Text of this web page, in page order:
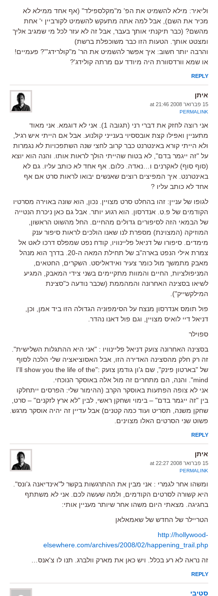
וליאיר: מילא להשמיט את הפ' מ"מקלספילד" (אף אחד ממילא לא
מכיר את השם), אבל למה אתה מתעקש להשמיט לקורביין י' אחת
מהשם? (כבר תיקנתי אותך בעבר, אבל זה לא עזר לכל מי שמגיב אליך
ומצטט אותך. הטעות הזו כבר משוכפלת ברשת)
והרבה יותר חשוב: איך אפשר להשמיט את הר' מ"קולרידג'"? פעמיים!
או שמא וורדסוורת היה מיודד עם מרתה קולידג'?
REPLY
איתן
15 פברואר 2008 at 21:46
PERMALINK
אני רוצה לחזק את דברי רני (תגובה 1). אני לא דוגמא. אני מאוד
מתעניין ואפילו קצת אובססיוי בענייני קולנוע. אבל אם הייתי איש רגיל,
ולא הייתי קורא באינטרנט כבר קרוב לחצי שנה השתפכויות לא נגמרות
על "זה ייגמר בדם", לא בטוח שהייתי הולך לראות אותו. והנה הוא יוצא
(סוף סוף) לאקרנים ו…נאדה. כלום. אף אחד לא כותב עליו. גם לא
באינטרנט. איך המפיצים רוצים שאנשים יבואו לראות סרט אם אף
אחד לא כותב עליו ?
לגופו של עניין: זהו בהחלט סרט מצויין. נכון, הוא שונה באוירה מסרטיו
הקודמים של פ.ט. אנדרסון. הוא רגוע יותר. אבל גם כאן ניכרת הנטייה
של הבמאי הזה לסיפורים גדולים מהחיים. החל מהשוט הראשון,
המוזיקה (המצוינת) מספרת לנו שאנו הולכים לראות סיפור ענק
מימדים. סיפורו של דניאל פליינוויו, קודח נפט שמפלס דרכו לאט אל
צמרת אילי הנפט בארה"ב של תחילת המאה ה-20. בדרך הוא מנהל
מאבק מתמשך מול כומר צעיר ואידאליסט. השקרים, החטאים,
המניפולציות, החיים והמוות מתקיימים בשני צידי המאבק, המגיע
לשיאו בסצינה האחרונה והמהממת (שכבר נודעה כ"סצינת
המילקשייק").
פול תומס אנדרסון מנצח על הסימפוניה הגדולה הזו ביד אמן, וכן,
דניאל דיי לואיס מצויין, וגם פול דאנו נהדר.
ספוילר
בסצינה האחרונה צועק דניאל פליינוויו : "אני היא ההתגלות השלישית".
זה רק חלק מהסצינה האדירה הזו, אבל האסוציאציה שלי הלכה לסוף
של "בארטון פינק", שם ג'ון גודמן צועק :"I'll show you the life of the
mind". והנה, הם מתחרים זה מול אלה באוסקר הנוכחי.
אני לא צופה הפתעות באוסקר הקרב (ההימור שלי: הפרסים ייתחלקו
בין "זה ייגמר בדם" – בימוי ושחקן ראשי, לבין "לא ארץ לזקנים" – סרט,
שחקן משנה, תסריט ועוד כמה קטנים) אבל עדיין זה יהיה אוסקר מרגש.
פשוט שני הסרטים האלו מצוינים.
REPLY
איתן
15 פברואר 2008 at 22:27
PERMALINK
ומשהו אחר לגמרי : אני מבין את ההתרגשות בקשר ל"אינדיאנה ג'ונס".
היא קשורה לסרטים הקודמים, ולמה שעשה לכם. אני לא משתתף
בחגיגה. מצאתי היום משהו אחר שיותר מעניין אותי:
הטריילר של החדש של שאמאלאן
http://hollywood-
elsewhere.com/archives/2008/02/happening_trail.php
זה נראה לא רע בכלל. ויש כאן את מארק וולברג. תנו לו צ'אנס…
REPLY
סטיבי